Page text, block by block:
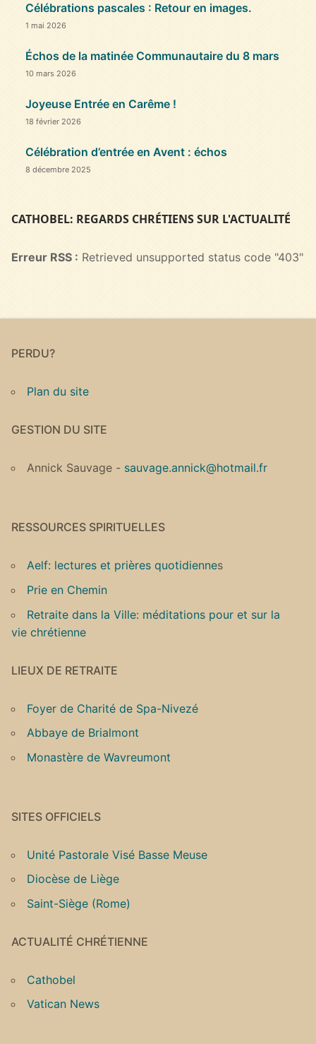
Célébrations pascales : Retour en images.
1 mai 2026
Échos de la matinée Communautaire du 8 mars
10 mars 2026
Joyeuse Entrée en Carême !
18 février 2026
Célébration d’entrée en Avent : échos
8 décembre 2025
CATHOBEL: REGARDS CHRÉTIENS SUR L'ACTUALITÉ
Erreur RSS : Retrieved unsupported status code "403"
PERDU?
Plan du site
GESTION DU SITE
Annick Sauvage - sauvage.annick@hotmail.fr
RESSOURCES SPIRITUELLES
Aelf: lectures et prières quotidiennes
Prie en Chemin
Retraite dans la Ville: méditations pour et sur la
vie chrétienne
LIEUX DE RETRAITE
Foyer de Charité de Spa-Nivezé
Abbaye de Brialmont
Monastère de Wavreumont
SITES OFFICIELS
Unité Pastorale Visé Basse Meuse
Diocèse de Liège
Saint-Siège (Rome)
ACTUALITÉ CHRÉTIENNE
Cathobel
Vatican News